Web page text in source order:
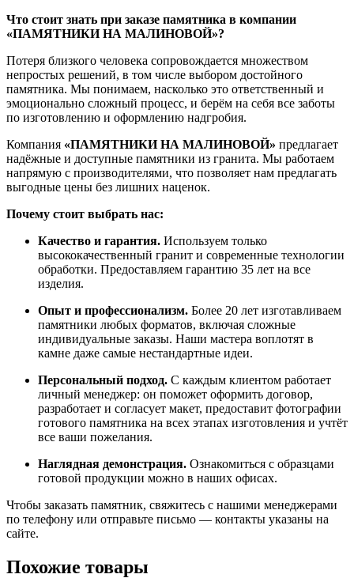
Что стоит знать при заказе памятника в компании
«ПАМЯТНИКИНА МАЛИНОВОЙ»?
Потеря близкого человека сопровождается множеством
непростых решений, в том числе выбором достойного
памятника. Мы понимаем, насколько это ответственный и
эмоционально сложный процесс, и берём на себя все заботы
по изготовлению и оформлению надгробия.
Компания «ПАМЯТНИКИНА МАЛИНОВОЙ» предлагает
надёжные и доступные памятники из гранита. Мы работаем
напрямую с производителями, что позволяет нам предлагать
выгодные цены без лишних наценок.
Почему стоит выбрать нас:
Качество и гарантия. Используем только
высококачественный гранит и современные технологии
обработки. Предоставляем гарантию 35 лет на все
изделия.
Опыт и профессионализм. Более 20 лет изготавливаем
памятники любых форматов, включая сложные
индивидуальные заказы. Наши мастера воплотят в
камне даже самые нестандартные идеи.
Персональный подход. С каждым клиентом работает
личный менеджер: он поможет оформить договор,
разработает и согласует макет, предоставит фотографии
готового памятника на всех этапах изготовления и учтёт
все ваши пожелания.
Наглядная демонстрация. Ознакомиться с образцами
готовой продукции можно в наших офисах.
Чтобы заказать памятник, свяжитесь с нашими менеджерами
по телефону или отправьте письмо — контакты указаны на
сайте.
Похожие товары